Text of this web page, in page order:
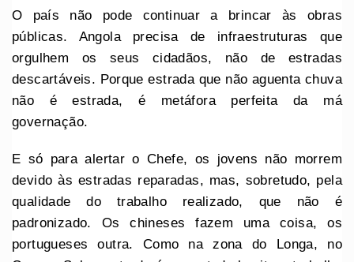
O país não pode continuar a brincar às obras
públicas. Angola precisa de infraestruturas que
orgulhem os seus cidadãos, não de estradas
descartáveis. Porque estrada que não aguenta chuva
não é estrada, é metáfora perfeita da má
governação.
E só para alertar o Chefe, os jovens não morrem
devido às estradas reparadas, mas, sobretudo, pela
qualidade do trabalho realizado, que não é
padronizado. Os chineses fazem uma coisa, os
portugueses outra. Como na zona do Longa, no